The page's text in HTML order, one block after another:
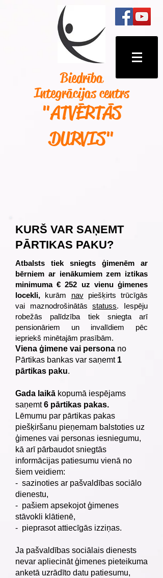
Biedrība
Integrācijas centrs
"ATVĒRTĀS
DURVIS"
KURŠ VAR SAŅEMT
PĀRTIKAS PAKU?
Atbalsts tiek sniegts ģimenēm ar
bērniem ar ienākumiem zem iztikas
minimuma € 252 uz vienu ģimenes
locekli, kurām navpiešķirts trūcīgās
vai maznodrošinātāsstatuss. Iespēju
robežās palīdzība tiek sniegta arī
pensionāriem un invalīdiem pēc
iepriekš minētajām prasībām.
Viena ģimene vai persona no
Pārtikas bankas var saņemt 1
pārtikas paku.
Gada laikā kopumā iespējams
saņemt6 pārtikas pakas.
Lēmumu par pārtikas pakas
piešķiršanu pieņemam balstoties uz
ģimenes vai personas iesniegumu,
kā arī pārbaudot sniegtās
informācijas patiesumu vienā no
šiem veidiem:
- sazinoties ar pašvaldības sociālo
dienestu,
- pašiem apsekojot ģimenes
stāvokli klātienē,
- pieprasot attiecīgās izziņas.
Ja pašvaldības sociālais dienests
nevar apliecināt ģimenes pieteikuma
anketā uzrādīto datu patiesumu,